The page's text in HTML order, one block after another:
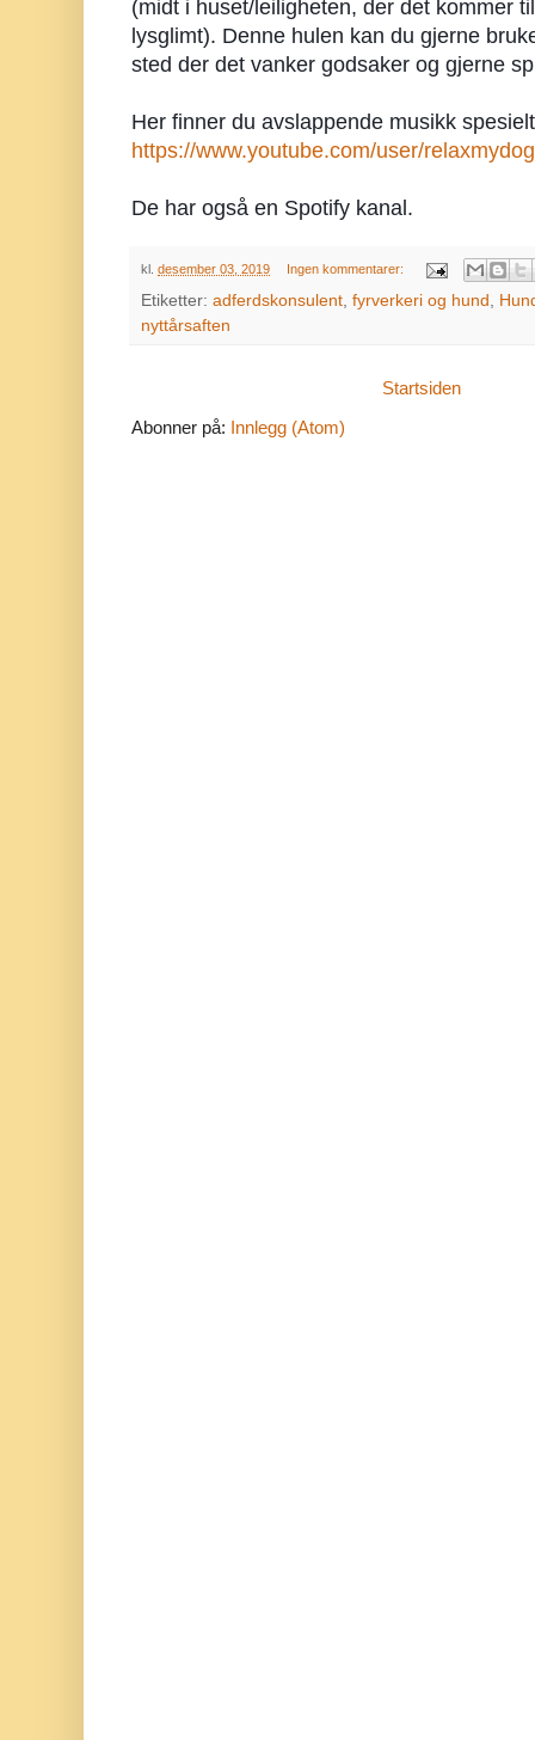
(midt i huset/leiligheten, der det kommer
lysglimt). Denne hulen kan du gjerne
sted der det vanker godsaker og gjerne
https://www.youtube.com/user/relaxmydog
De har også en Spotify kanal.
kl. desember 03, 2019 Ingen kommentarer:
Etiketter: adferdskonsulent, fyrverkeri og hund ,
nyttårsaften
Startsiden
Abonner på: Innlegg (Atom)